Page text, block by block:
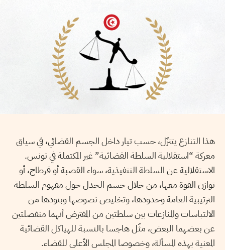
هذا التنازع يتنزّل، حسب تيار داخل الجسم القضائي، في سياق
معركة “استقلالية السلطة القضائية” غير المكتملة في تونس.
الاستقلالية عن السلطة التنفيذية، سواء القصبة أو قرطاج، أو
توازن القوة معها، من خلال حسم الجدل حول مفهوم السلطة
الترتيبية العامة وحدودها، وتخليص نصوصها وبنودها من
الالتباسات والمنازعات بين سلطتين من المفترض أنهما منفصلتين
عن بعضهما البعض، مثّل هاجسا بالنسبة للهياكل القضائية
المعنية بهذه المسألة، وخصوصا المجلس الأعلى للقضاء.